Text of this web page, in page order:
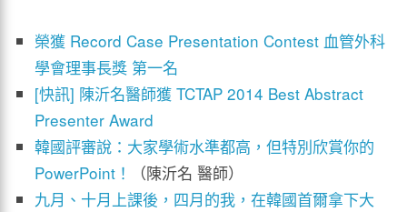
榮獲 Record Case Presentation Contest 血管外科
學會理事長獎 第一名
[快訊] 陳沂名醫師獲 TCTAP 2014 Best Abstract
Presenter Award
韓國評審說：大家學術水準都高，但特別欣賞你的
PowerPoint！
（陳沂名 醫師）
九月、十月上課後，四月的我，在韓國首爾拿下大